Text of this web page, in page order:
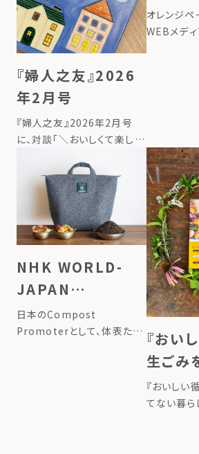
『婦人之友』2026
年2月号
『婦人之友』2026年2月号
に、対談「＼おいしくて楽しい
減」が掲載されました。 詳し
くはこちら
ビーイ
オレンジペ
WEBメディ
記事 […]
NHK WORLD-
JAPAN
FRONTRUNNERS
日本のCompost
Promoterとして、体表たい 『おい
生ごみ
暮らし
子 著
『おいし
てない暮ら